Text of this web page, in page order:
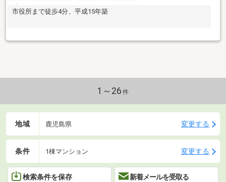
市役所まで徒歩4分、平成15年築
1～26 件
地域 鹿児島県 変更する
条件 1棟マンション 変更する
検索条件を保存 新着メールを受取る